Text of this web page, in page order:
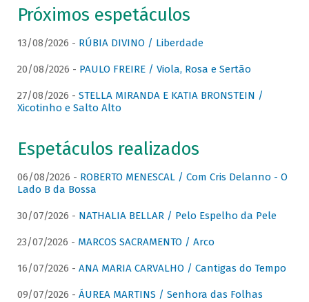
Próximos espetáculos
13/08/2026 - RÚBIA DIVINO / Liberdade
20/08/2026 - PAULO FREIRE / Viola, Rosa e Sertão
27/08/2026 - STELLA MIRANDA E KATIA BRONSTEIN /
Xicotinho e Salto Alto
Espetáculos realizados
06/08/2026 - ROBERTO MENESCAL / Com Cris Delanno - O
Lado B da Bossa
30/07/2026 - NATHALIA BELLAR / Pelo Espelho da Pele
23/07/2026 - MARCOS SACRAMENTO / Arco
16/07/2026 - ANA MARIA CARVALHO / Cantigas do Tempo
09/07/2026 - ÁUREA MARTINS / Senhora das Folhas